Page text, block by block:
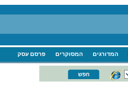
המדורגים המסוקרים פרסם עסק